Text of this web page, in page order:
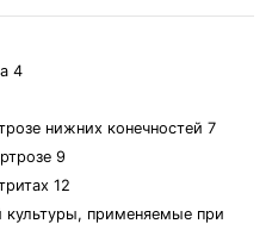
4
нижних конечностей 7
9
12
применяемые при